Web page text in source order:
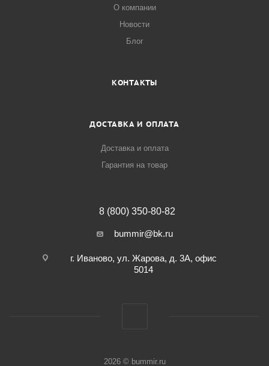
О компании
Новости
Блог
КОНТАКТЫ
ДОСТАВКА И ОПЛАТА
Доставка и оплата
Гарантия на товар
8 (800) 350-80-82
bummir@bk.ru
г. Иваново, ул. Жарова, д. 3А, офис
5014
2026 © bummir.ru